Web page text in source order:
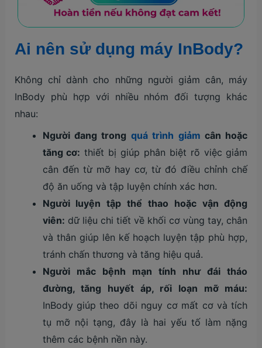
Ai nên sử dụng máy InBody?
Không chỉ dành cho những người giảm cân, máy
InBody phù hợp với nhiều nhóm đối tượng khác
nhau:
Người đang trong quá trình giảm cân hoặc
tăng cơ: thiết bị giúp phân biệt rõ việc giảm
cân đến từ mỡ hay cơ, từ đó điều chỉnh chế
độ ăn uống và tập luyện chính xác hơn.
Người luyện tập thể thao hoặc vận động
viên: dữ liệu chi tiết về khối cơ vùng tay, chân
và thân giúp lên kế hoạch luyện tập phù hợp,
tránh chấn thương và tăng hiệu quả.
Người mắc bệnh mạn tính như đái tháo
đường, tăng huyết áp, rối loạn mỡ máu:
InBody giúp theo dõi nguy cơ mất cơ và tích
tụ mỡ nội tạng, đây là hai yếu tố làm nặng
thêm các bệnh nền này.